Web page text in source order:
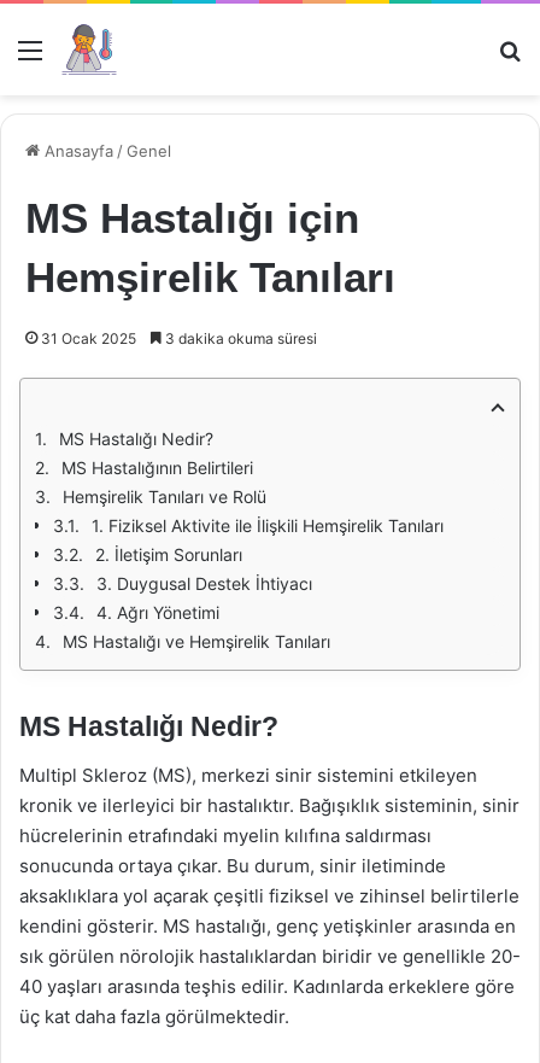
Menü
Anasayfa /Genel
MS Hastalığı için
Hemşirelik Tanıları
31 Ocak 2025 3 dakika okuma süresi
MS Hastalığı Nedir?
MS Hastalığının Belirtileri
Hemşirelik Tanıları ve Rolü
1. Fiziksel Aktivite ile İlişkili Hemşirelik Tanıları
2. İletişim Sorunları
3. Duygusal Destek İhtiyacı
4. Ağrı Yönetimi
MS Hastalığı ve Hemşirelik Tanıları
MS Hastalığı Nedir?
Multipl Skleroz (MS), merkezi sinir sistemini etkileyen
kronik ve ilerleyici bir hastalıktır. Bağışıklık sisteminin, sinir
hücrelerinin etrafındaki myelin kılıfına saldırması
sonucunda ortaya çıkar. Bu durum, sinir iletiminde
aksaklıklara yol açarak çeşitli fiziksel ve zihinsel belirtilerle
kendini gösterir. MS hastalığı, genç yetişkinler arasında en
sık görülen nörolojik hastalıklardan biridir ve genellikle 20-
40 yaşları arasında teşhis edilir. Kadınlarda erkeklere göre
üç kat daha fazla görülmektedir.